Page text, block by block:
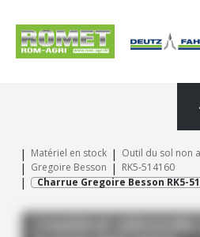
Matériel en stock Outil du sol non
Gregoire Besson
RK5-514160
Charrue Gregoire Besson RK5-